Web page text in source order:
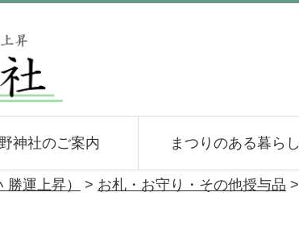
神社のご案内 まつりのある暮らし
運上昇） > お札・お守り・その他授与品 >